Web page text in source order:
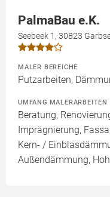
PalmaBau e.K.
Seebeek 1, 30823
MALER BEREICHE
Putzarbeiten,
UMFANG MALERARBEITEN
Beratung,
Imprägnierung,
Kern- /
Außendämmung,